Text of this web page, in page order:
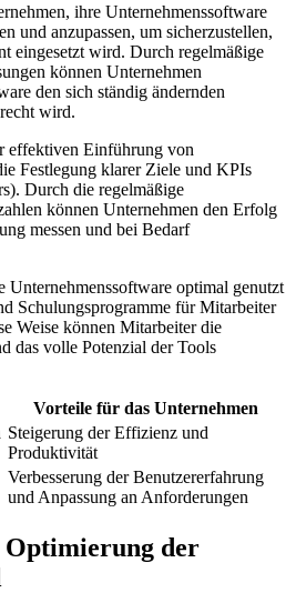
ihre Unternehmenssoftware
und anzupassen,⁣ um sicherzustellen,
eingesetzt wird. Durch regelmäßige
können Unternehmen
den sich ständig ändernden
wird.
effektiven Einführung von
​Festlegung klarer Ziele‍ und KPIs
Durch‍ die regelmäßige
können Unternehmen ‍den Erfolg
messen ​und bei Bedarf
Unternehmenssoftware optimal genutzt
Schulungsprogramme​ für Mitarbeiter
Weise ⁤können Mitarbeiter die
das volle⁢ Potenzial der Tools
Vorteile für das‍ Unternehmen
Steigerung ​der Effizienz und
Produktivität
Verbesserung der Benutzererfahrung
und Anpassung an Anforderungen
der